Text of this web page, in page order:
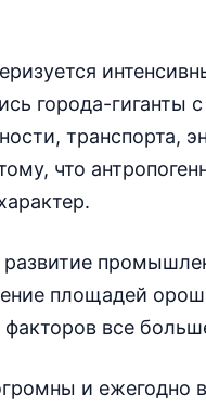
города-гиганты
транспорта,
что
площадей
факторов все
и ежегодно